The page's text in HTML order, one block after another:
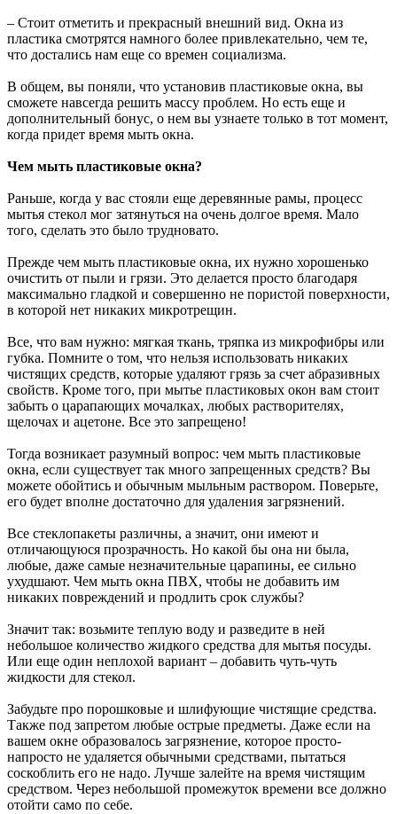
– Стоит отметить и прекрасный внешний вид. Окна из
пластика смотрятся намного более привлекательно, чем те,
что достались нам еще со времен социализма.
В общем, вы поняли, что установив пластиковые окна, вы
сможете навсегда решить массу проблем. Но есть еще и
дополнительный бонус, о нем вы узнаете только в тот момент,
когда придет время мыть окна.
Чем мыть пластиковые окна?
Раньше, когда у вас стояли еще деревянные рамы, процесс
мытья стекол мог затянуться на очень долгое время. Мало
того, сделать это было трудновато.
Прежде чем мыть пластиковые окна, их нужно хорошенько
очистить от пыли и грязи. Это делается просто благодаря
максимально гладкой и совершенно не пористой поверхности,
в которой нет никаких микротрещин.
Все, что вам нужно: мягкая ткань, тряпка из микрофибры или
губка. Помните о том, что нельзя использовать никаких
чистящих средств, которые удаляют грязь за счет абразивных
свойств. Кроме того, при мытье пластиковых окон вам стоит
забыть о царапающих мочалках, любых растворителях,
щелочах и ацетоне. Все это запрещено!
Тогда возникает разумный вопрос: чем мыть пластиковые
окна, если существует так много запрещенных средств? Вы
можете обойтись и обычным мыльным раствором. Поверьте,
его будет вполне достаточно для удаления загрязнений.
Все стеклопакеты различны, а значит, они имеют и
отличающуюся прозрачность. Но какой бы она ни была,
любые, даже самые незначительные царапины, ее сильно
ухудшают. Чем мыть окна ПВХ, чтобы не добавить им
никаких повреждений и продлить срок службы?
Значит так: возьмите теплую воду и разведите в ней
небольшое количество жидкого средства для мытья посуды.
Или еще один неплохой вариант – добавить чуть-чуть
жидкости для стекол.
Забудьте про порошковые и шлифующие чистящие средства.
Также под запретом любые острые предметы. Даже если на
вашем окне образовалось загрязнение, которое просто-
напросто не удаляется обычными средствами, пытаться
соскоблить его не надо. Лучше залейте на время чистящим
средством. Через небольшой промежуток времени все должно
отойти само по себе.